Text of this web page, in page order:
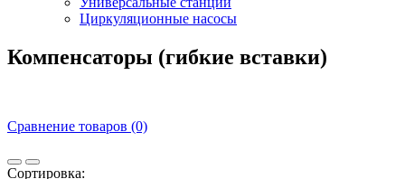
Циркуляционные насосы
Компенсаторы (гибкие вставки)
Сравнение товаров (0)
Сортировка: